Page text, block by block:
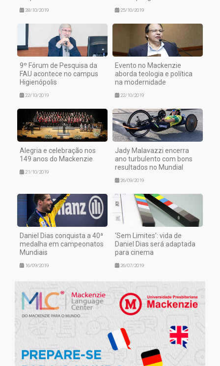
28/10/2019 25/10/2019
9º Fórum de Pesquisa da
FAU acontece no campus
Higienópolis
22/10/2019
Evento no Mackenzie
aborda teologia e política
na modernidade
22/10/2019
Alegria e celebração nos
149 anos do Mackenzie
21/10/2019
Jady Malavazzi encerra
ano turbulento com bons
resultados no Mundial
26/09/2019
Daniel Dias conquista a 40ª
medalha em campeonatos
Mundiais
16/09/2019
‘Sem Limites’: vida de
Daniel Dias será adaptada
para cinema
26/07/2019